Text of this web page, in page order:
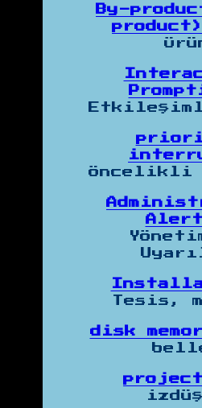
By-
öncelikli
Tesis,
disk